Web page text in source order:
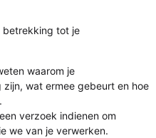
betrekking tot je
waarom je
wat ermee gebeurt en hoe
verzoek indienen om
we van je verwerken.